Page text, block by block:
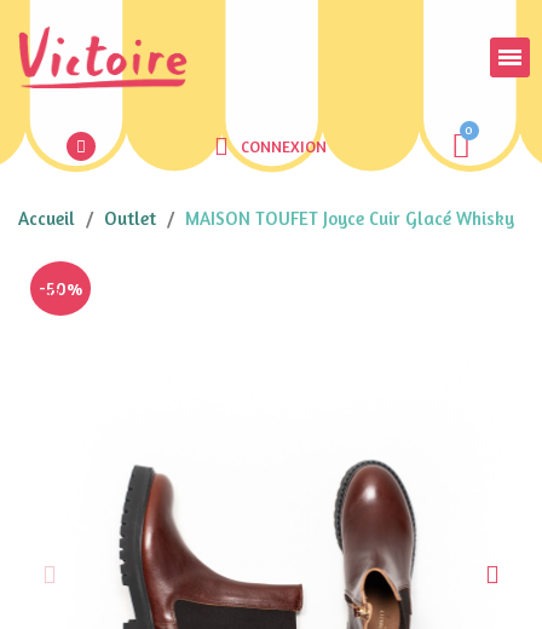
CONNEXION
Accueil Outlet MAISON TOUFET Joyce Cuir Glacé Whisky
-50%